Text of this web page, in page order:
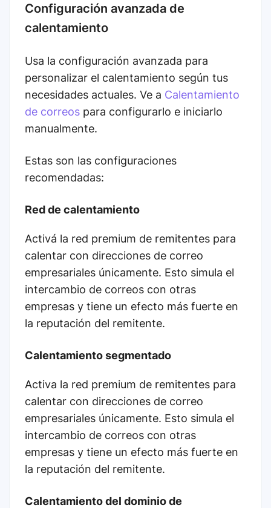
Configuración avanzada de
calentamiento
Usa la configuración avanzada para
personalizar el calentamiento según tus
necesidades actuales. Ve a Calentamiento
de correos para configurarlo e iniciarlo
manualmente.
Estas son las configuraciones
recomendadas:
Red de calentamiento
Activá la red premium de remitentes para
calentar con direcciones de correo
empresariales únicamente. Esto simula el
intercambio de correos con otras
empresas y tiene un efecto más fuerte en
la reputación del remitente.
Calentamiento segmentado
Activa la red premium de remitentes para
calentar con direcciones de correo
empresariales únicamente. Esto simula el
intercambio de correos con otras
empresas y tiene un efecto más fuerte en
la reputación del remitente.
Calentamiento del dominio de